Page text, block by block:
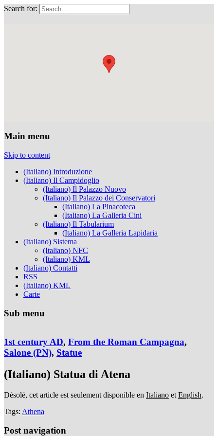
Search for:
Main menu
Skip to content
(Italiano) Introduzione
(Italiano) Il Campidoglio
(Italiano) Il Palazzo Nuovo
(Italiano) Il Palazzo dei Conservatori
(Italiano) La Pinacoteca
(Italiano) La Galleria Cini
(Italiano) Il Tabularium
(Italiano) La Galleria Lapidaria
(Italiano) Sistema
(Italiano) NFC
(Italiano) KML
(Italiano) Contatti
RSS
(Italiano) KML
Carte
Sub menu
1st century AD, From the Roman Campagna,
Salone (PN), Statue
(Italiano) Statua di Atena
Désolé, cet article est seulement disponible en Italiano et English.
Tags: Athena
Post navigation